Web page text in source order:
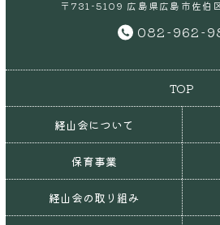
〒731-5109 広島県広島市佐伯
082-962-
TOP
経山会について
保育事業
経山会の取り組み